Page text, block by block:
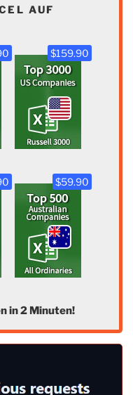
AUF
$159.90
$59.90
in 2 Minuten!